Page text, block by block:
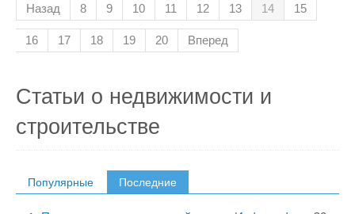
Назад 8 9 10 11 12 13 14 15
16 17 18 19 20 Вперед
Статьи о недвижимости и
строительстве
Популярные Последние